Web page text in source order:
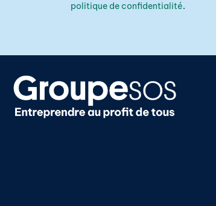
politique de confidentialité.